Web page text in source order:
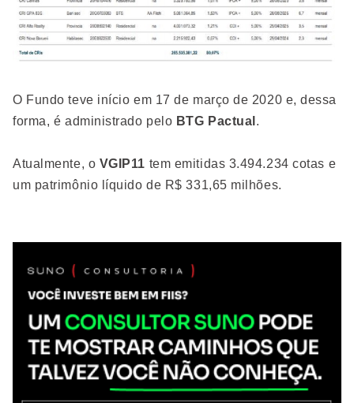
O Fundo teve início em 17 de março de 2020 e, dessa
forma, é administrado pelo BTG Pactual .
Atualmente, o VGIP11 tem emitidas 3.494.234 cotas e
um patrimônio líquido de R$ 331,65 milhões.